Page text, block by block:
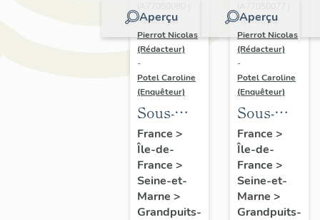
Aperçu
Réalisé par
Pierrot Nicolas
(Rédacteur)
-
Potel Caroline
(Enquêteur)
Sous-
dossier 6
:
installations
de
chargement
France >
Île-de-
France >
Seine-et-
Marne >
Grandpuits-
Aperçu
Réalisé par
Pierrot Nicolas
(Rédacteur)
-
Potel Caroline
(Enquêteur)
Sous-
dossier 3
: unités
de
stockage
de la
France >
Île-de-
France >
Seine-et-
Marne >
Grandpuits-